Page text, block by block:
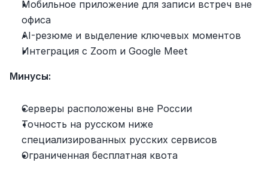
Мобильное приложение для записи встреч вне
офиса
AI-резюме и выделение ключевых моментов
Интеграция с Zoom и Google Meet
Минусы:
Серверы расположены вне России
Точность на русском ниже
специализированных русских сервисов
Ограниченная бесплатная квота